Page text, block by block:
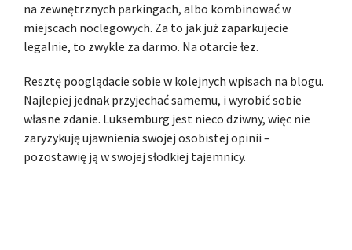
na zewnętrznych parkingach, albo kombinować w
miejscach noclegowych. Za to jak już zaparkujecie
legalnie, to zwykle za darmo. Na otarcie łez.
Resztę pooglądacie sobie w kolejnych wpisach na blogu.
Najlepiej jednak przyjechać samemu, i wyrobić sobie
własne zdanie. Luksemburg jest nieco dziwny, więc nie
zaryzykuję ujawnienia swojej osobistej opinii –
pozostawię ją w swojej słodkiej tajemnicy.